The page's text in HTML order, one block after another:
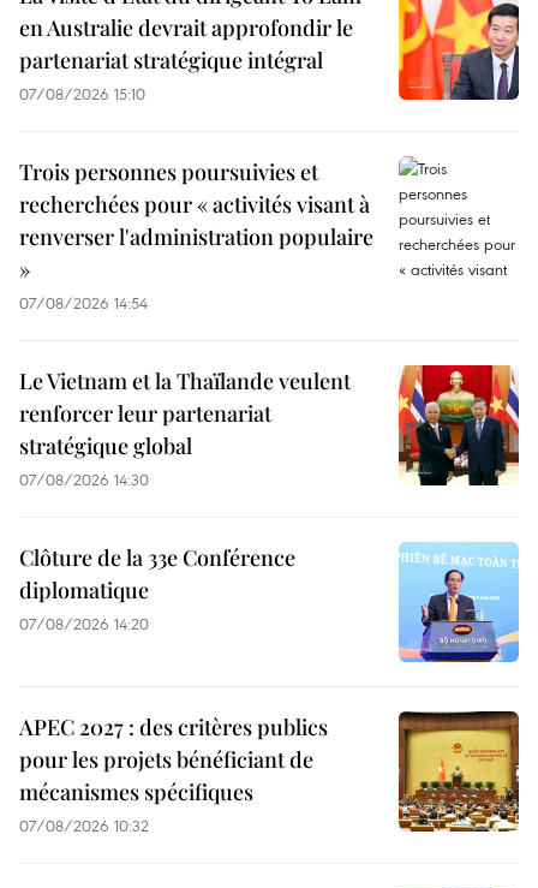
en Australie devrait approfondir le
partenariat stratégique intégral
07/08/2026 15:10
Trois personnes poursuivies et
recherchées pour « activités visant à
renverser l'administration populaire
»
07/08/2026 14:54
Le Vietnam et la Thaïlande veulent
renforcer leur partenariat
stratégique global
07/08/2026 14:30
Clôture de la 33e Conférence
diplomatique
07/08/2026 14:20
APEC 2027 : des critères publics
pour les projets bénéficiant de
mécanismes spécifiques
07/08/2026 10:32